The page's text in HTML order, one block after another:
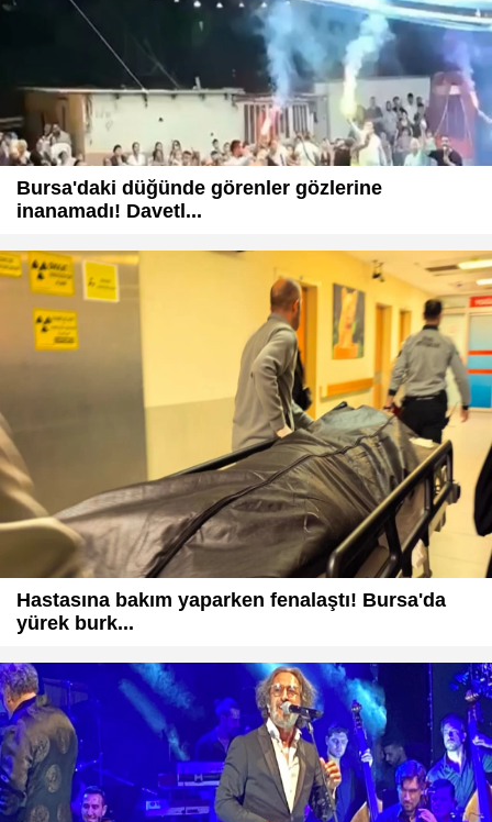
Bursa'daki düğünde görenler gözlerine
inanamadı! Davetl...
Hastasına bakım yaparken fenalaştı! Bursa'da
yürek burk...